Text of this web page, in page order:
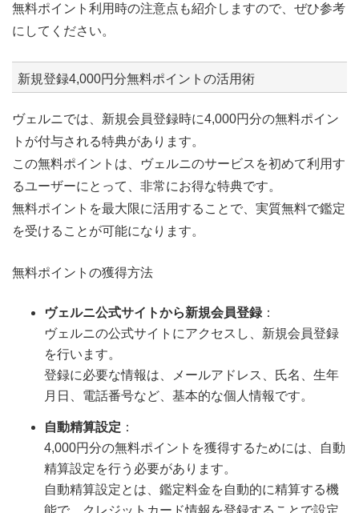
無料ポイント利用時の注意点も紹介しますので、ぜひ参考
にしてください。
新規登録4,000円分無料ポイントの活用術
ヴェルニでは、新規会員登録時に4,000円分の無料ポイン
トが付与される特典があります。
この無料ポイントは、ヴェルニのサービスを初めて利用す
るユーザーにとって、非常にお得な特典です。
無料ポイントを最大限に活用することで、実質無料で鑑定
を受けることが可能になります。
無料ポイントの獲得方法
ヴェルニ公式サイトから新規会員登録 ：
ヴェルニの公式サイトにアクセスし、新規会員登録
を行います。
登録に必要な情報は、メールアドレス、氏名、生年
月日、電話番号など、基本的な個人情報です。
自動精算設定 ：
4,000円分の無料ポイントを獲得するためには、自動
精算設定を行う必要があります。
自動精算設定とは、鑑定料金を自動的に精算する機
能で、クレジットカード情報を登録することで設定